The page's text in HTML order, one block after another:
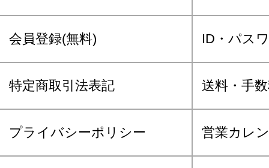
会員登録(無料) ID・パス
特定商取引法表記 送料・手
プライバシーポリシー 営業カレ